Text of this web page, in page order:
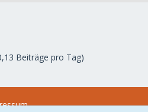
Beiträge pro Tag)